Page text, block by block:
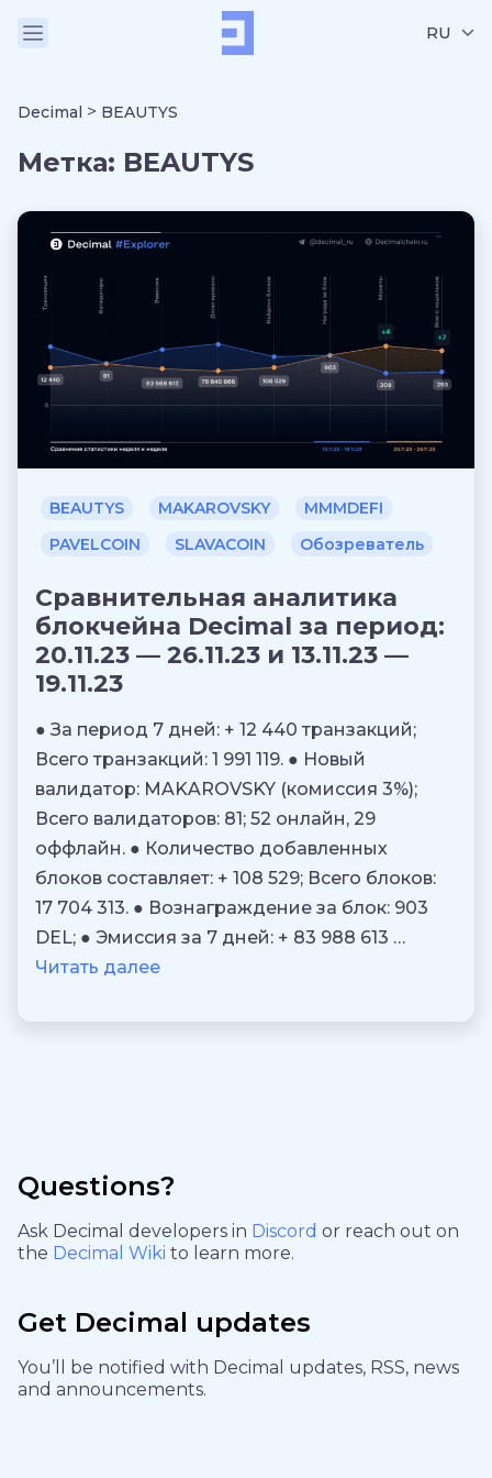
RU
Decimal > BEAUTYS
Метка: BEAUTYS
BEAUTYS MAKAROVSKY
MMMDEFI
PAVELCOIN
SLAVACOIN Обозреватель
Сравнительная аналитика
блокчейна Decimal за период:
20.11.23 — 26.11.23 и 13.11.23 —
19.11.23
● За период 7 дней: + 12 440 транзакций;
Всего транзакций: 1 991 119. ● Новый
валидатор: MAKAROVSKY (комиссия 3%);
Всего валидаторов: 81; 52 онлайн, 29
оффлайн. ● Количество добавленных
блоков составляет: + 108 529; Всего блоков:
17 704 313. ● Вознаграждение за блок: 903
DEL; ● Эмиссия за 7 дней: + 83 988 613 …
Читать далее
Questions?
Ask Decimal developers in Discord or reach out on
the Decimal Wiki to learn more.
Get Decimal updates
You’ll be notified with Decimal updates, RSS, news
and announcements.